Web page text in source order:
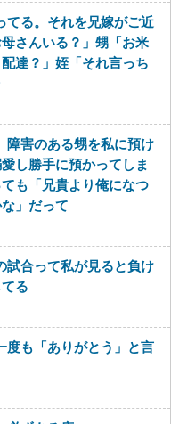
てる。それを兄嫁がご近
さんいる？」甥「お米
達？」姪「それ言っち
障害のある甥を私に預け
し勝手に預かってしま
も「兄貴より俺になつ
」だって
試合って私が見ると負け
る
度も「ありがとう」と言